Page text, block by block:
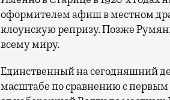
оформителем афиш в местном
клоунскую репризу. Позже
всему миру.
Единственный на сегодняшний
масштабе по сравнению с